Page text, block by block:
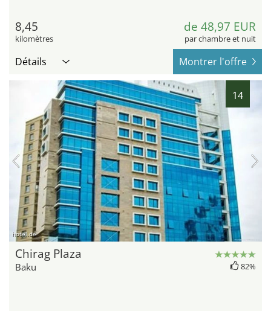
8,45
kilomètres
de 48,97 EUR
par chambre et nuit
Détails Montrer l'offre
14
hotel.de
Chirag Plaza
Baku 82%